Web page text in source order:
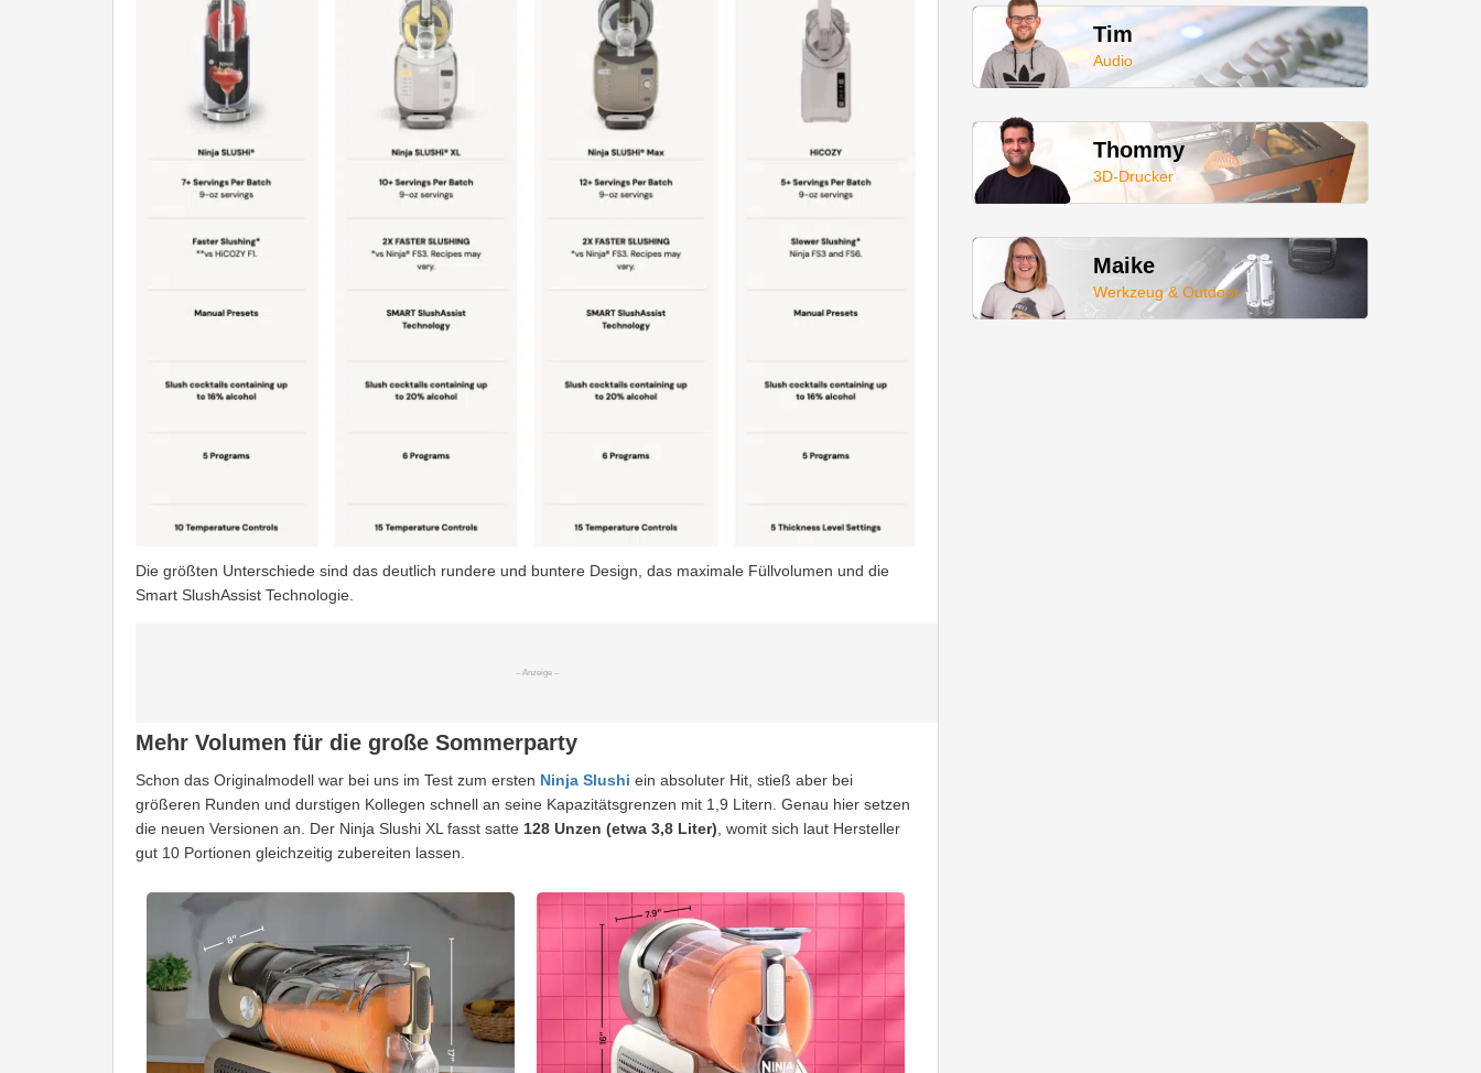
Die größten Unterschiede sind das deutlich rundere und buntere Design, das maximale Füllvolumen und die
Smart SlushAssist Technologie.
Mehr Volumen für die große Sommerparty
Schon das Originalmodell war bei uns im Test zum ersten Ninja Slushi ein absoluter Hit, stieß aber bei
größeren Runden und durstigen Kollegen schnell an seine Kapazitätsgrenzen mit 1,9 Litern. Genau hier setzen
die neuen Versionen an. Der Ninja Slushi XL fasst satte 128 Unzen (etwa 3,8 Liter) , womit sich laut Hersteller
gut 10 Portionen gleichzeitig zubereiten lassen.
Tim
Audio
Thommy
3D-Drucker
Maike
Werkzeug & Outdoor